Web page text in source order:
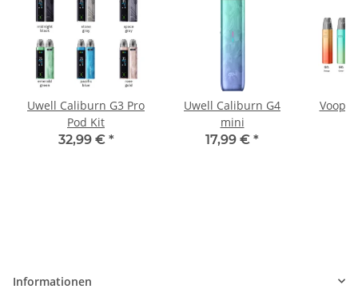
Uwell Caliburn G3 Pro
Pod Kit
32,99 € *
Uwell Caliburn G4
mini
17,99 € *
Informationen